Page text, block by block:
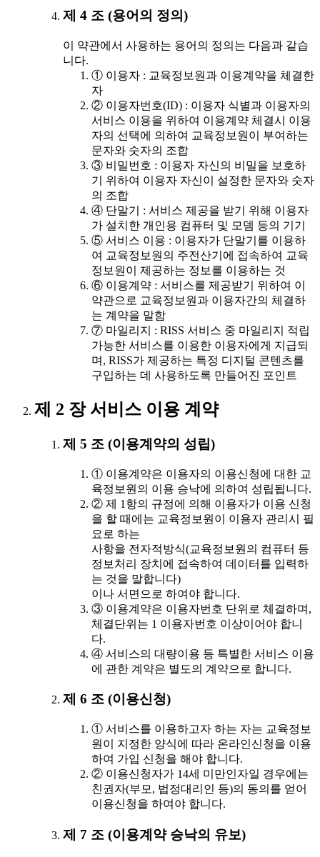
제 4 조 (용어의 정의)
이 약관에서 사용하는 용어의 정의는 다음과 같습
니다.
① 이용자 : 교육정보원과 이용계약을 체결한
자
② 이용자번호(ID) : 이용자 식별과 이용자의
서비스 이용을 위하여 이용계약 체결시 이용
자의 선택에 의하여 교육정보원이 부여하는
문자와 숫자의 조합
③ 비밀번호 : 이용자 자신의 비밀을 보호하
기 위하여 이용자 자신이 설정한 문자와 숫자
의 조합
④ 단말기 : 서비스 제공을 받기 위해 이용자
가 설치한 개인용 컴퓨터 및 모뎀 등의 기기
⑤ 서비스 이용 : 이용자가 단말기를 이용하
여 교육정보원의 주전산기에 접속하여 교육
정보원이 제공하는 정보를 이용하는 것
⑥ 이용계약 : 서비스를 제공받기 위하여 이
약관으로 교육정보원과 이용자간의 체결하
는 계약을 말함
⑦ 마일리지 : RISS 서비스 중 마일리지 적립
가능한 서비스를 이용한 이용자에게 지급되
며, RISS가 제공하는 특정 디지털 콘텐츠를
구입하는 데 사용하도록 만들어진 포인트
제 2 장 서비스 이용 계약
제 5 조 (이용계약의 성립)
① 이용계약은 이용자의 이용신청에 대한 교
육정보원의 이용 승낙에 의하여 성립됩니다.
② 제 1항의 규정에 의해 이용자가 이용 신청
을 할 때에는 교육정보원이 이용자 관리시 필
요로 하는
사항을 전자적방식(교육정보원의 컴퓨터 등
정보처리 장치에 접속하여 데이터를 입력하
는 것을 말합니다)
이나 서면으로 하여야 합니다.
③ 이용계약은 이용자번호 단위로 체결하며,
체결단위는 1 이용자번호 이상이어야 합니
다.
④ 서비스의 대량이용 등 특별한 서비스 이용
에 관한 계약은 별도의 계약으로 합니다.
제 6 조 (이용신청)
① 서비스를 이용하고자 하는 자는 교육정보
원이 지정한 양식에 따라 온라인신청을 이용
하여 가입 신청을 해야 합니다.
② 이용신청자가 14세 미만인자일 경우에는
친권자(부모, 법정대리인 등)의 동의를 얻어
이용신청을 하여야 합니다.
제 7 조 (이용계약 승낙의 유보)